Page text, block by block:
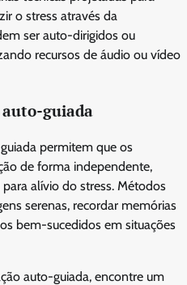
o stress através da
ser auto-dirigidos ou
recursos de áudio ou vídeo
auto-guiada
permitem que os
de forma independente,
alívio do stress. Métodos
serenas, recordar memórias
bem-sucedidos em situações
auto-guiada, encontre um